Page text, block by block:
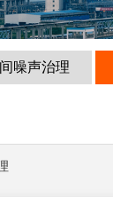
噪声治理